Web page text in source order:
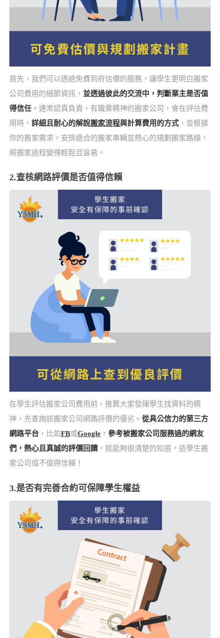
首先，我們可以透過免費到府估價的服務，讓學生更明白搬家
公司費用的細節資訊， 並透過彼此的交流中，判斷業主是否值
得信任。通常認真負責、有職業精神的搬家公司，會在評估費
用時， 詳細且耐心的解說搬家流程與計算費用的方式，並根據
你的搬家需求，安排適合的搬家車輛並熱心的規劃搬家路線，
將搬家過程變得輕鬆且容易。
2.查核網路評價是否值得信賴
在學生評估搬家公司費用前，推薦大家發揮學生找資料的精
神，先查詢該搬家公司網路評價的優劣。 從具公信力的第三方
網路平台，比如FB或Google， 參考被搬家公司服務過的網友
們，熱心且真誠的評價回饋，就能夠很清楚的知道，這學生搬
家公司值不值得信賴！
3.是否有完善合約可保障學生權益